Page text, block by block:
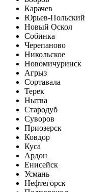
Карачев
Юрьев-Польский
Новый Оскол
Собинка
Черепаново
Никольское
Новомичуринск
Агрыз
Сортавала
Терек
Нытва
Стародуб
Суворов
Приозерск
Ковдор
Куса
Ардон
Енисейск
Усмань
Нефтегорск